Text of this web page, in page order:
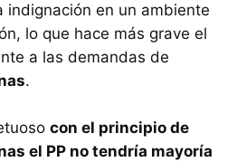
indignación en un ambiente
lo que hace más grave el
a las demandas de
.
con el principio de
el PP no tendría mayoría